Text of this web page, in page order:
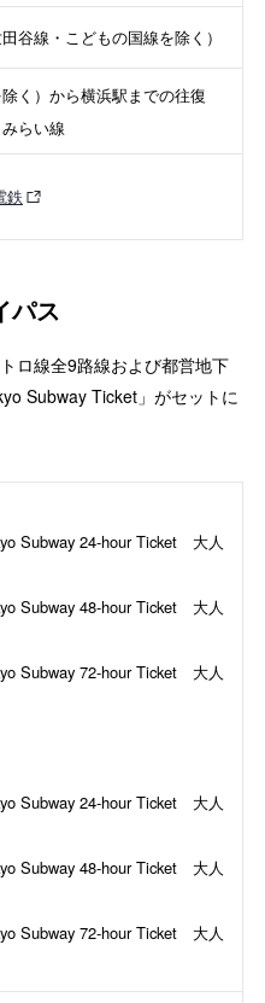
谷線・こどもの国線を除く）
く）から横浜駅までの往復
らい線
鉄
パス
ロ線全9路線および都営地下
Subway Ticket」がセットに
Subway 24-hour Ticket 大人
Subway 48-hour Ticket 大人
Subway 72-hour Ticket 大人
Subway 24-hour Ticket 大人
Subway 48-hour Ticket 大人
Subway 72-hour Ticket 大人